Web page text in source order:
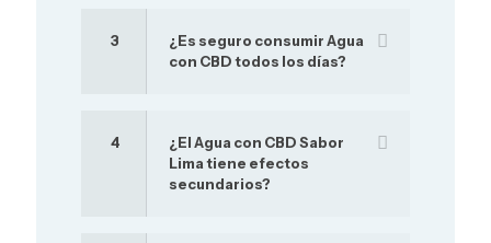
3
¿Es seguro consumir Agua
con CBD todos los días?
4
¿El Agua con CBD Sabor
Lima tiene efectos
secundarios?